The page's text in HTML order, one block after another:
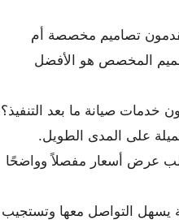
تصاميم مخصصة أم
المخصص هو الأفضل
خدمات صيانة ما بعد التنفيذ؟
على المدى الطويل.
عرض أسعار مفصلاً وواضحًا
يسهل التواصل معها وتستجيب